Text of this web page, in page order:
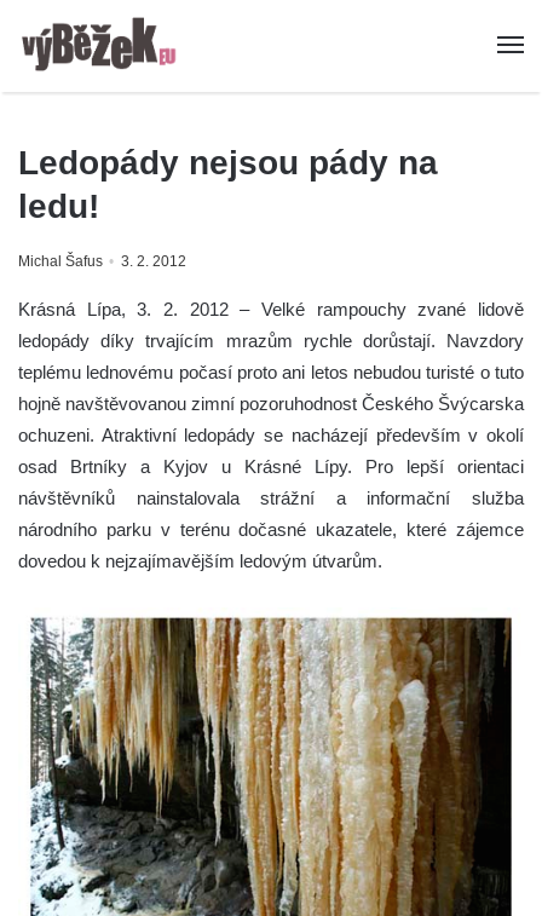
Ledopády nejsou pády na
ledu!
Michal Šafus 3. 2. 2012
Krásná Lípa, 3. 2. 2012 – Velké rampouchy zvané lidově
ledopády díky trvajícím mrazům rychle dorůstají. Navzdory
teplému lednovému počasí proto ani letos nebudou turisté o tuto
hojně navštěvovanou zimní pozoruhodnost Českého Švýcarska
ochuzeni. Atraktivní ledopády se nacházejí především v okolí
osad Brtníky a Kyjov u Krásné Lípy. Pro lepší orientaci
návštěvníků nainstalovala strážní a informační služba
národního parku v terénu dočasné ukazatele, které zájemce
dovedou k nejzajímavějším ledovým útvarům.